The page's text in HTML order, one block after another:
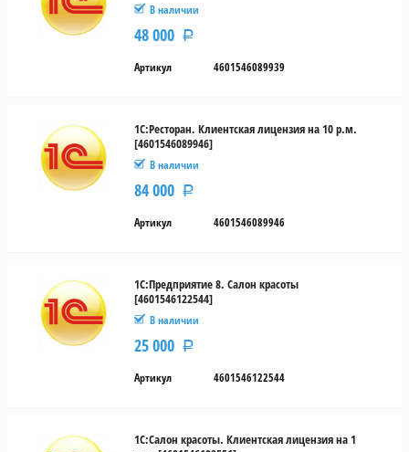
В наличии
48 000 Р
Артикул 4601546089939
1С:Ресторан. Клиентская лицензия на 10 р.м.
[4601546089946]
В наличии
84 000 Р
Артикул 4601546089946
1С:Предприятие 8. Салон красоты
[4601546122544]
В наличии
25 000 Р
Артикул 4601546122544
1С:Салон красоты. Клиентская лицензия на 1